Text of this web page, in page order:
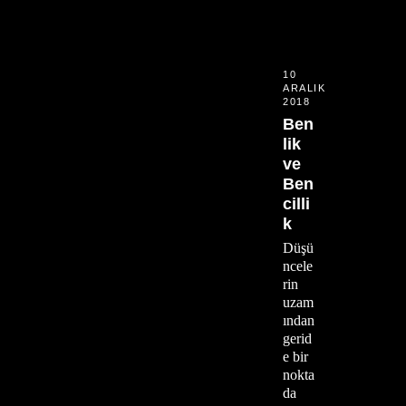
10
ARALIK
2018
Ben
lik
ve
Ben
cilli
k
Düşü
ncele
rin
uzam
ından
gerid
e bir
nokta
da